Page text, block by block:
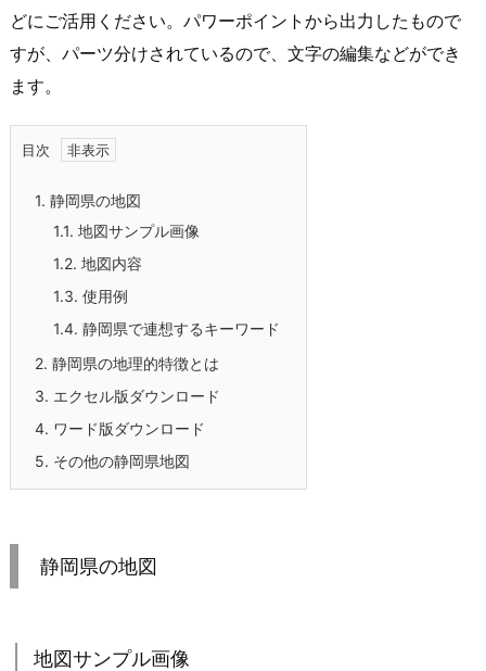
どにご活用ください。パワーポイントから出力したもので
すが、パーツ分けされているので、文字の編集などができ
ます。
目次
1. 静岡県の地図
1.1. 地図サンプル画像
1.2. 地図内容
1.3. 使用例
1.4. 静岡県で連想するキーワード
2. 静岡県の地理的特徴とは
3. エクセル版ダウンロード
4. ワード版ダウンロード
5. その他の静岡県地図
静岡県の地図
地図サンプル画像